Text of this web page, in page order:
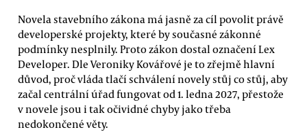
Novela stavebního zákona má jasně za cíl povolit právě
developerské projekty, které by současné zákonné
podmínky nesplnily. Proto zákon dostal označení Lex
Developer. Dle Veroniky Kovářové je to zřejmě hlavní
důvod, proč vláda tlačí schválení novely stůj co stůj, aby
začal centrální úřad fungovat od 1. ledna 2027, přestože
v novele jsou i tak očividné chyby jako třeba
nedokončené věty.